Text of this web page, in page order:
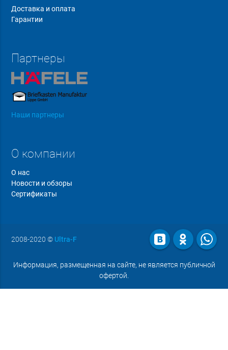
Доставка и оплата
Гарантии
Партнеры
Наши партнеры
О компании
О нас
Новости и обзоры
Сертификаты
2008-2020 © Ultra-F
Информация, размещенная на сайте, не является публичной
офертой.